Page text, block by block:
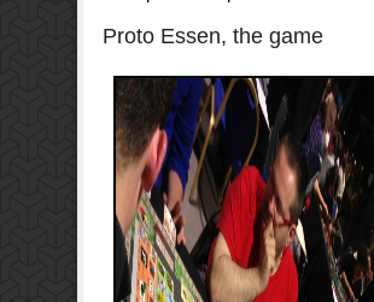
Proto Essen, the game